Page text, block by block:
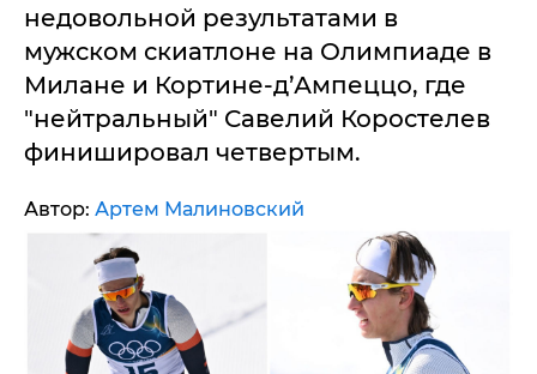
недовольной результатами в
мужском скиатлоне на Олимпиаде в
Милане и Кортине-д’Ампеццо, где
"нейтральный" Савелий Коростелев
финишировал четвертым.
Автор: Артем Малиновский